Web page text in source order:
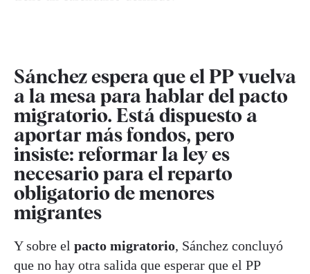
Sánchez espera que el PP vuelva
a la mesa para hablar del pacto
migratorio. Está dispuesto a
aportar más fondos, pero
insiste: reformar la ley es
necesario para el reparto
obligatorio de menores
migrantes
Y sobre el pacto migratorio, Sánchez concluyó
que no hay otra salida que esperar que el PP